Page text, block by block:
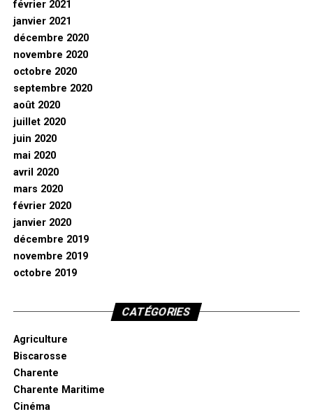
février 2021
janvier 2021
décembre 2020
novembre 2020
octobre 2020
septembre 2020
août 2020
juillet 2020
juin 2020
mai 2020
avril 2020
mars 2020
février 2020
janvier 2020
décembre 2019
novembre 2019
octobre 2019
CATÉGORIES
Agriculture
Biscarosse
Charente
Charente Maritime
Cinéma